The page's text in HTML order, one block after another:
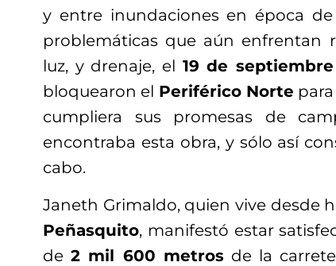
y entre inundaciones en época
problemáticas que aún enfrentan
luz, y drenaje, el 19 de
bloquearon el Periférico Norte
cumpliera sus promesas de
encontraba esta obra, y sólo así
cabo.
Janeth Grimaldo, quien vive desde
Peñasquito, manifestó estar
de2 mil 600 metros de la